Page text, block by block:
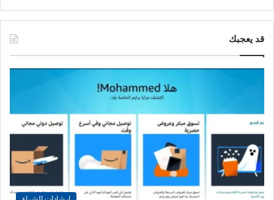
قد يعجبك